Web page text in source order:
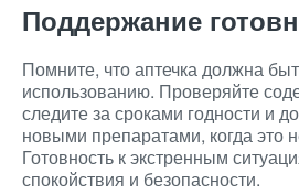
Поддержание
Помните, что аптечка должна
использованию. Проверяйте
следите за сроками годности и
новыми препаратами, когда это
Готовность к экстренным
спокойствия и безопасности.